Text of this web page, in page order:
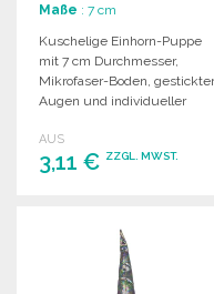
Maße : 7 cm
Kuschelige Einhorn-Puppe
mit 7 cm Durchmesser,
Mikrofaser-Boden,
Augen und individueller
unter 3 Jahren.
AUS
3,11 € ZZGL. MWST.
Angebot anfordern